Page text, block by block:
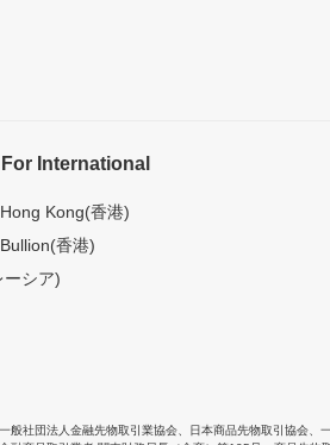
International
Kong(香港)
香港)
シア)
一般社団法人金融先物取引業協会 日本商品先物取引協会